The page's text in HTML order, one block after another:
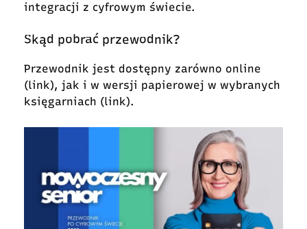
integracji z cyfrowym świecie.
Skąd pobrać przewodnik?
Przewodnik jest dostępny zarówno online
(link), jak i w wersji papierowej w wybranych
księgarniach (link).